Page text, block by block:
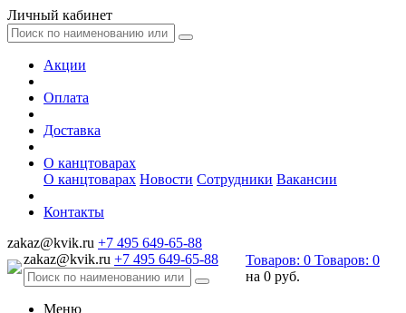
Личный кабинет
Акции
Оплата
Доставка
О канцтоварах
О канцтоварах Новости Сотрудники Вакансии
Контакты
zakaz@kvik.ru +7 495 649-65-88
zakaz@kvik.ru +7 495 649-65-88 Товаров: 0 Товаров: 0
на 0 руб.
Меню